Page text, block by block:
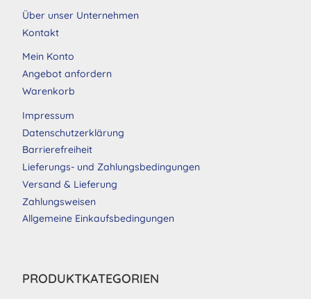
Über unser Unternehmen
Kontakt
Mein Konto
Angebot anfordern
Warenkorb
Impressum
Datenschutzerklärung
Barrierefreiheit
Lieferungs- und Zahlungsbedingungen
Versand & Lieferung
Zahlungsweisen
Allgemeine Einkaufsbedingungen
PRODUKTKATEGORIEN